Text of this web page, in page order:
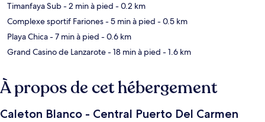
Timanfaya Sub- 2 min à pied - 0.2 km
Complexe sportif Fariones- 5 min à pied - 0.5 km
Playa Chica- 7 min à pied - 0.6 km
Grand Casino de Lanzarote- 18 min à pied - 1.6 km
À propos de cet hébergement
Caleton Blanco - Central Puerto Del Carmen